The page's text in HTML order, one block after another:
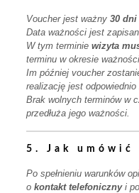
Voucher jest ważny 30
Data ważności jest
W tym terminie wizyta
terminu w okresie
Im później voucher
realizację jest odpowiednio
Brak wolnych terminów w
przedłuża jego ważności.
5. Jak umówić
Po spełnieniu warunków
o kontakt telefonicznyi